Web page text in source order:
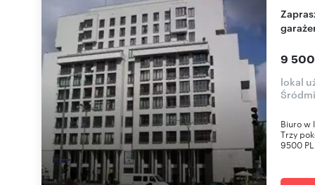
Zapraszam do luksusowego biura 139 m² z
9
lokal
Biuro w
Trzy
9500